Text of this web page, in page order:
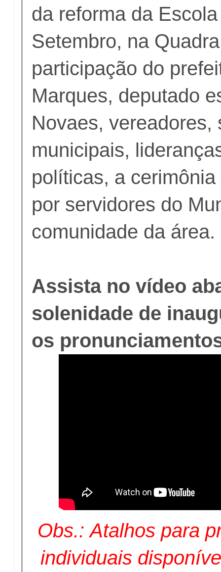
da reforma da
Setembro, na
participação do
Marques, deputado
Novaes, vereadores,
municipais,
políticas, a
por servidores do
comunidade da área.
Assista no vídeo
solenidade de
os
Obs.:Atalhos para
individuais